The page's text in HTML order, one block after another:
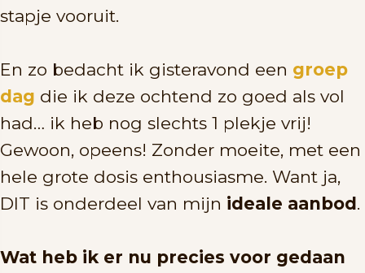
stapje vooruit.
En zo bedacht ik gisteravond een groep
dag die ik deze ochtend zo goed als vol
had… ik heb nog slechts 1 plekje vrij!
Gewoon, opeens! Zonder moeite, met een
hele grote dosis enthousiasme. Want ja,
DIT is onderdeel van mijn ideale aanbod.
Wat heb ik er nu precies voor gedaan